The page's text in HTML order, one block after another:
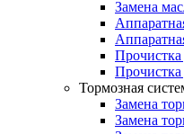
Замена
Тормозная
Замена
Замена